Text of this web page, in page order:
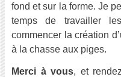
fond et sur la forme. Je
temps de travailler
commencer la création
à la chasse aux piges.
Merci à vous, et